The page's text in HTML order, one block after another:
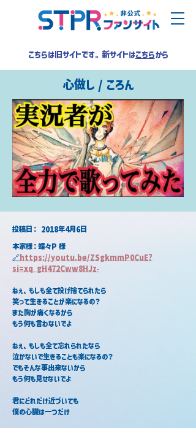
こちらは旧サイトです。新サイトはこちらから
心做し / ころん
2018年4月6日
​投稿日：
本家様：蝶々P 様
🔗https://youtu.be/ZSgkmmP0CuE?
si=xq_gH472Cww8HJz-
ねぇ、もしも全て投げ捨てられたら
笑って生きることが楽になるの？
また胸が痛くなるから
もう何も言わないでよ
ねぇ、もしも全て忘れられたなら
泣かないで生きることも楽になるの？
でもそんな事出来ないから
もう何も見せないでよ
君にどれだけ近づいても
僕の心臓は一つだけ